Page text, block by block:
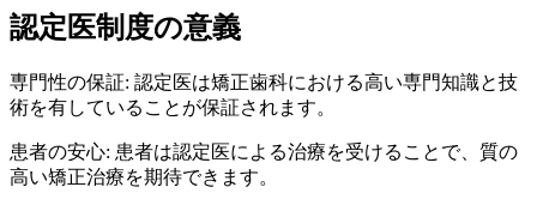
認定医制度の意義
専門性の保証: 認定医は矯正歯科における高い専門知識と技
術を有していることが保証されます。
患者の安心: 患者は認定医による治療を受けることで、質の
高い矯正治療を期待できます。